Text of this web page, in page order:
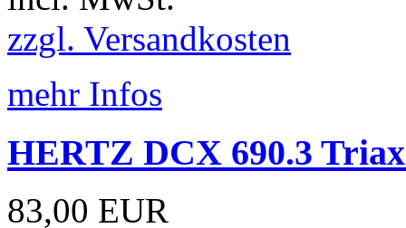
zzgl. Versandkosten
mehr Infos
HERTZ DCX 690.3
83,00 EUR